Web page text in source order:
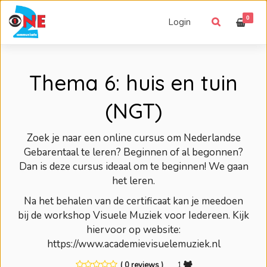
Login 0
Thema 6: huis en tuin
(NGT)
Zoek je naar een online cursus om Nederlandse
Gebarentaal te leren? Beginnen of al begonnen?
Dan is deze cursus ideaal om te beginnen! We gaan
het leren.
Na het behalen van de certificaat kan je meedoen
bij de workshop Visuele Muziek voor Iedereen. Kijk
hiervoor op website:
https://www.academievisuelemuziek.nl